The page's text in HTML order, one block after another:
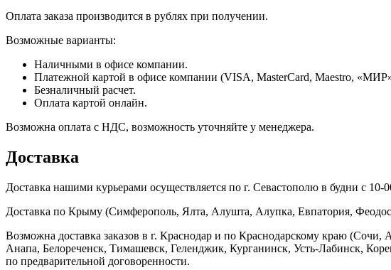
Оплата заказа производится в рублях при получении.
Возможные варианты:
Наличными в офисе компании.
Платежной картой в офисе компании (VISA, MasterCard, Maestro,
Безналичный расчет.
Оплата картой онлайн.
Возможна оплата с НДС, возможность уточняйте у менеджера.
Доставка
Доставка нашими курьерами осуществляется по г. Севастополю в будни с 10-
Доставка по Крыму (Симферополь, Ялта, Алушта, Алупка, Евпатория,
Возможна доставка заказов в г. Краснодар и по Краснодарскому краю
Анапа, Белореченск, Тимашевск, Геленджик, Курганинск, Усть-Лабинск,
по предварительной договоренности.